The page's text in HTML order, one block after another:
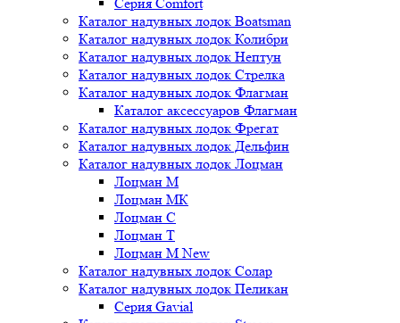
Каталог надувных лодок Boatsman
Каталог надувных лодок Колибри
Каталог надувных лодок Нептун
Каталог надувных лодок Стрелка
Каталог надувных лодок Флагман
Каталог аксессуаров Флагман
Каталог надувных лодок Фрегат
Каталог надувных лодок Дельфин
Каталог надувных лодок Лоцман
Лоцман М
Лоцман МК
Лоцман С
Лоцман Т
Лоцман М New
Каталог надувных лодок Солар
Каталог надувных лодок Пеликан
Серия Gavial